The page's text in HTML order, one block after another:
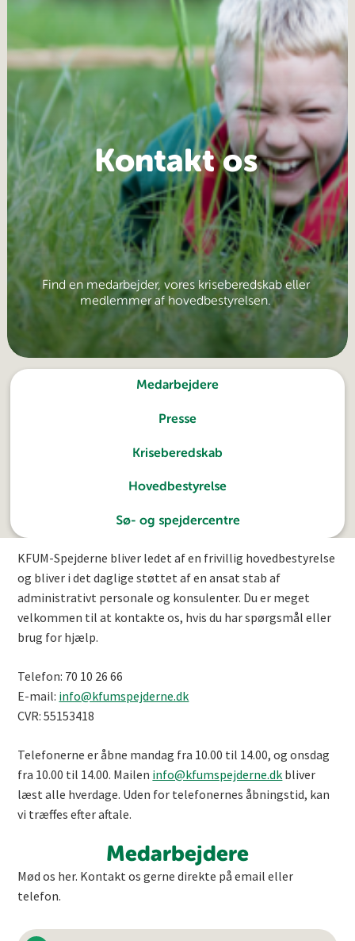
Kontakt os
Find en medarbejder, vores kriseberedskab eller
medlemmer af hovedbestyrelsen.
Medarbejdere
Presse
Kriseberedskab
Hovedbestyrelse
Sø- og spejdercentre
KFUM-Spejderne bliver ledet af en frivillig hovedbestyrelse
og bliver i det daglige støttet af en ansat stab af
administrativt personale og konsulenter. Du er meget
velkommen til at kontakte os, hvis du har spørgsmål eller
brug for hjælp.
Telefon: 70 10 26 66
E-mail: info@kfumspejderne.dk
CVR: 55153418
Telefonerne er åbne mandag fra 10.00 til 14.00, og onsdag
fra 10.00 til 14.00. Mailen info@kfumspejderne.dk bliver
læst alle hverdage. Uden for telefonernes åbningstid, kan
vi træffes efter aftale.
Medarbejdere
Mød os her. Kontakt os gerne direkte på email eller
telefon.